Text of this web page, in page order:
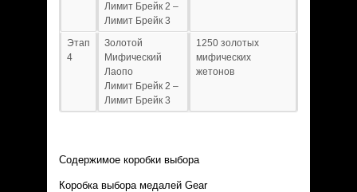
Лимит Брейк 2 –
Лимит Брейк 3
Этап
4
Золотой
Мифический
Лаопо
Лимит Брейк 2 –
Лимит Брейк 3
1250 золотых
мифических
жетонов
Содержимое коробки выбора
Коробка выбора медалей Gear